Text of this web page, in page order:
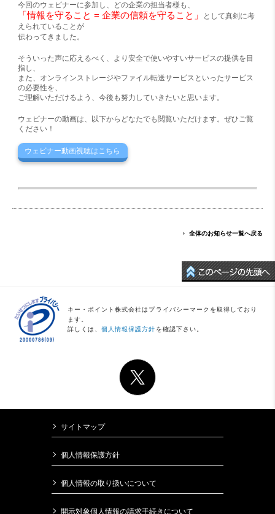
今回のウェビナーに参加し、どの企業の担当者様も、
「情報を守ること = 企業の信頼を守ること」
として真剣に考
えられていることが
伝わってきました。
そういった声に応えるべく、より安全で使いやすいサービスの提供を目
指し、
また、オンラインストレージやファイル転送サービスといったサービス
の必要性を、
ご理解いただけるよう、今後も努力していきたいと思います。
ウェビナーの動画は、以下からどなたでも閲覧いただけます。ぜひご覧
ください！
ウェビナー動画視聴はこちら
全体のお知らせ一覧へ戻る
キー・ポイント株式会社はプライバシーマークを取得しており
ます。
詳しくは、個人情報保護方針 を確認下さい。
サイトマップ
個人情報保護方針
個人情報の取り扱いについて
開示対象個人情報の請求手続きについて